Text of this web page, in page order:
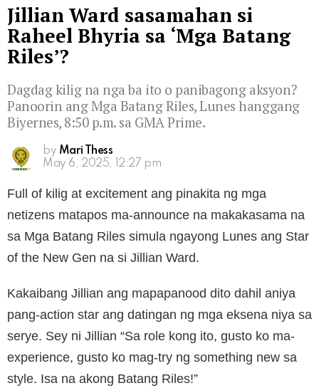
Jillian Ward sasamahan si
Raheel Bhyria sa ‘Mga Batang
Riles’?
Dagdag kilig na nga ba ito o panibagong aksyon?
Panoorin ang Mga Batang Riles, Lunes hanggang
Biyernes, 8:50 p.m. sa GMA Prime.
by Mari Thess
May 6, 2025, 12:27 pm
Full of kilig at excitement ang pinakita ng mga
netizens matapos ma-announce na makakasama na
sa Mga Batang Riles simula ngayong Lunes ang Star
of the New Gen na si Jillian Ward.
Kakaibang Jillian ang mapapanood dito dahil aniya
pang-action star ang datingan ng mga eksena niya sa
serye. Sey ni Jillian “Sa role kong ito, gusto ko ma-
experience, gusto ko mag-try ng something new sa
style. Isa na akong Batang Riles!”